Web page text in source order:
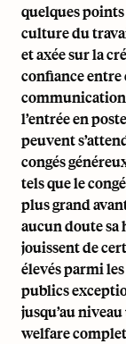
quelques points
culture du
et axée sur la
confiance entre
communication
l’entrée en
peuvent
congés
tels que le
plus grand
aucun doute sa
jouissent de
élevés parmi les
publics
jusqu’au
welfare